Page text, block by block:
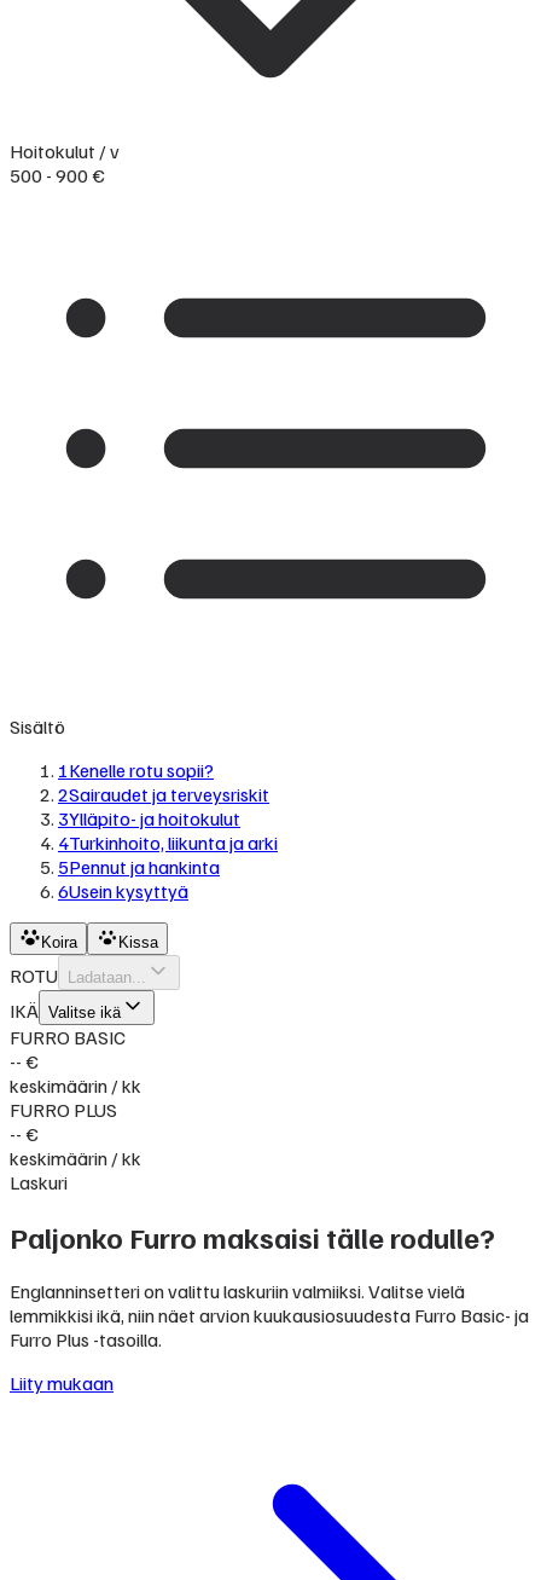
Hoitokulut / v
500 - 900 €
Sisältö
1Kenelle rotu sopii?
2Sairaudet ja terveysriskit
3Ylläpito- ja hoitokulut
4Turkinhoito, liikunta ja arki
5Pennut ja hankinta
6Usein kysyttyä
Koira Kissa
ROTU Ladataan...
IKÄ Valitse ikä
FURRO BASIC
-- €
keskimäärin / kk
FURRO PLUS
-- €
keskimäärin / kk
Laskuri
Paljonko Furro maksaisi tälle rodulle?
Englanninsetteri on valittu laskuriin valmiiksi. Valitse vielä
lemmikkisi ikä, niin näet arvion kuukausiosuudesta Furro Basic- ja
Furro Plus -tasoilla.
Liity mukaan